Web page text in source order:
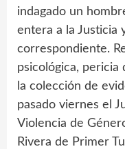
indagado un
entera a la Justicia
correspondiente.
psicológica, pericia
la colección de
pasado viernes el
Violencia de
Rivera de Primer